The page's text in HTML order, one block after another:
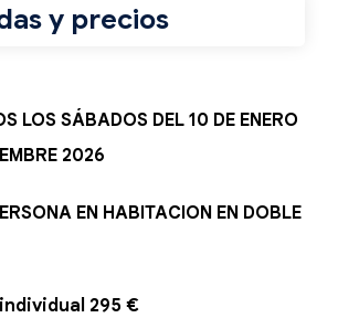
y precios
LOS SÁBADOS DEL 10 DE ENERO
2026
EN HABITACION EN DOBLE
295 €